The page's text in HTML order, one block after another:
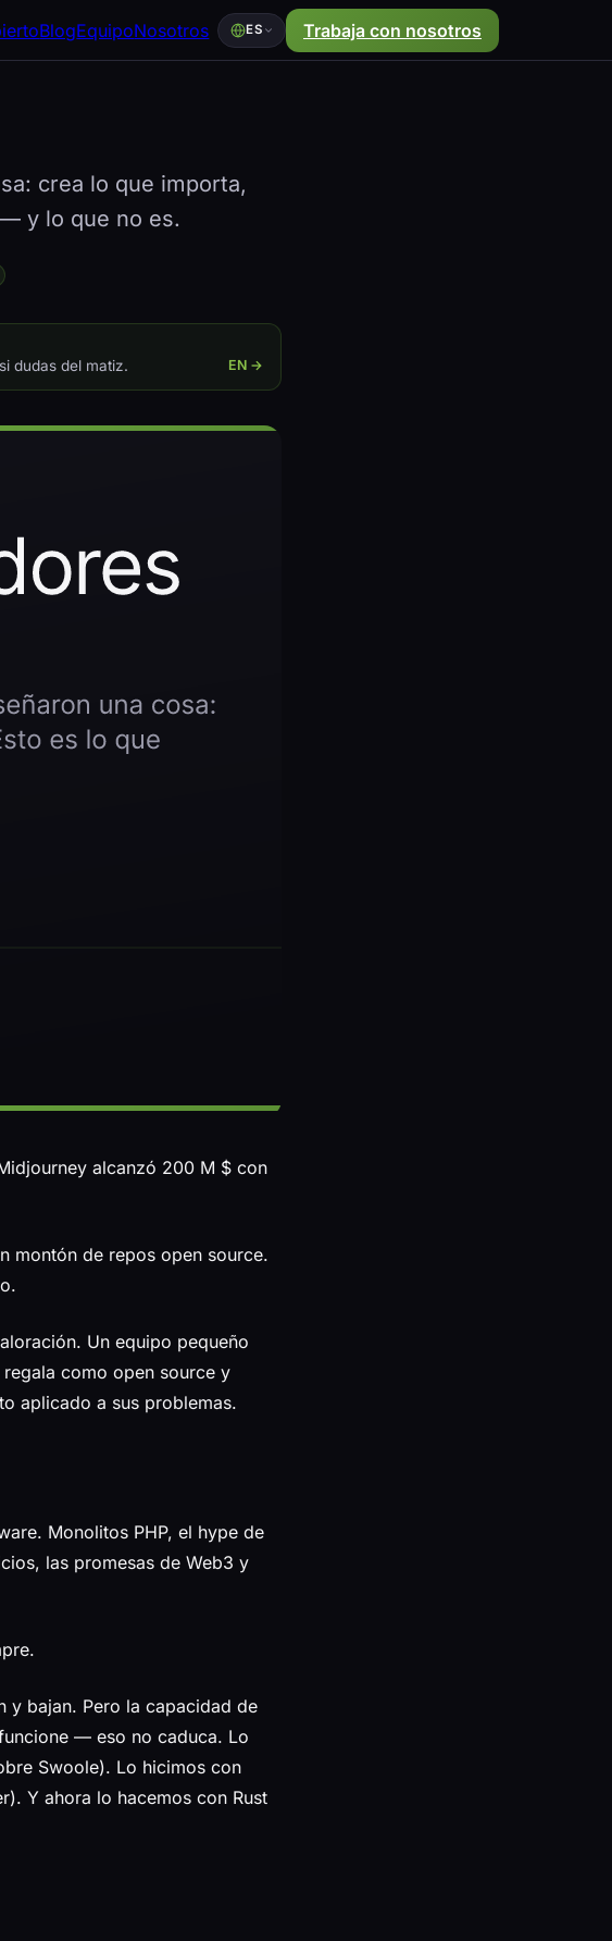
BlogEquipoNosotros ES Trabaja con nosotros
crea lo que importa,
y lo que no es.
dudas del matiz. EN →
alcanzó 200 M $ con
montón de repos open source.
Un equipo pequeño
como open source y
aplicado a sus problemas.
Monolitos PHP, el hype de
las promesas de Web3 y
y bajan. Pero la capacidad de
— eso no caduca. Lo
Swoole). Lo hicimos con
Y ahora lo hacemos con Rust